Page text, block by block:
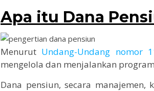
Apa itu Dana
Menurut Undang-Undang nomor
mengelola dan menjalankan
Dana pensiun, secara